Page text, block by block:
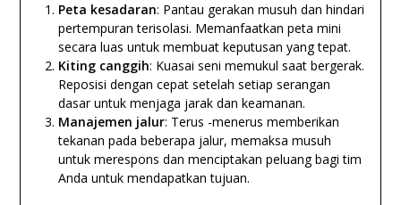
Peta kesadaran: Pantau gerakan musuh dan hindari
pertempuran terisolasi. Memanfaatkan peta mini
secara luas untuk membuat keputusan yang tepat.
Kiting canggih: Kuasai seni memukul saat bergerak.
Reposisi dengan cepat setelah setiap serangan
dasar untuk menjaga jarak dan keamanan.
Manajemen jalur: Terus -menerus memberikan
tekanan pada beberapa jalur, memaksa musuh
untuk merespons dan menciptakan peluang bagi tim
Anda untuk mendapatkan tujuan.